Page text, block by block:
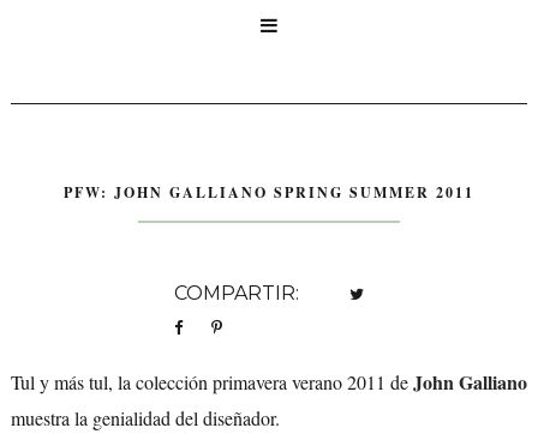

PFW: JOHN GALLIANO SPRING SUMMER 2011
COMPARTIR:
Tul y más tul, la colección primavera verano 2011 deJohn Galliano
muestra la genialidad del diseñador.